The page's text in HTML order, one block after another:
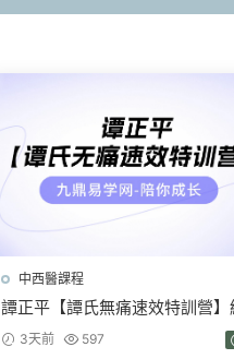
中西醫課程
譚正平【譚氏無痛速效特訓營】
班（現場視頻）52集
3天前 597